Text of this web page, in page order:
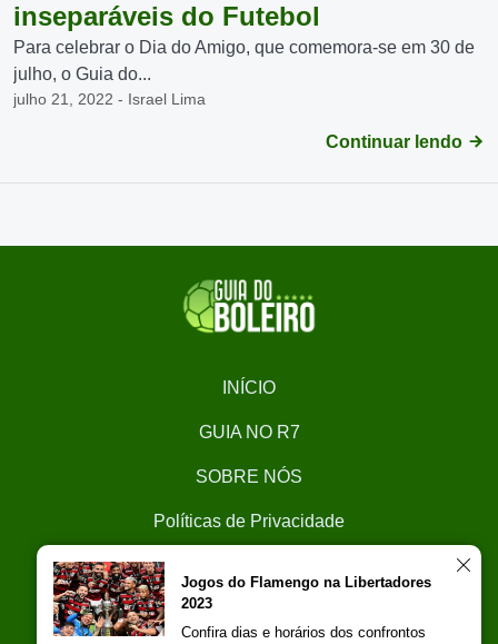
inseparáveis do Futebol
Para celebrar o Dia do Amigo, que comemora-se em 30 de
julho, o Guia do...
julho 21, 2022 - Israel Lima
Continuar lendo
INÍCIO
GUIA NO R7
SOBRE NÓS
Políticas de Privacidade
Trabalhe Conosco
Jogos do Flamengo na Libertadores
2023
Confira dias e horários dos confrontos